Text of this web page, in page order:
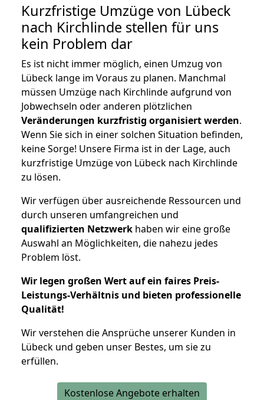
Kurzfristige Umzüge von Lübeck
nach Kirchlinde stellen für uns
kein Problem dar
Es ist nicht immer möglich, einen Umzug von
Lübeck lange im Voraus zu planen. Manchmal
müssen Umzüge nach Kirchlinde aufgrund von
Jobwechseln oder anderen plötzlichen
Veränderungen kurzfristig organisiert werden.
Wenn Sie sich in einer solchen Situation befinden,
keine Sorge! Unsere Firma ist in der Lage, auch
kurzfristige Umzüge von Lübeck nach Kirchlinde
zu lösen.
Wir verfügen über ausreichende Ressourcen und
durch unseren umfangreichen und
qualifizierten Netzwerk haben wir eine große
Auswahl an Möglichkeiten, die nahezu jedes
Problem löst.
Wir legen großen Wert auf ein faires Preis-
Leistungs-Verhältnis und bieten professionelle
Qualität!
Wir verstehen die Ansprüche unserer Kunden in
Lübeck und geben unser Bestes, um sie zu
erfüllen.
Kostenlose Angebote erhalten